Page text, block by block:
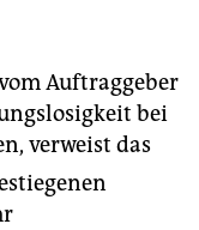
Auftraggeber
bei
verweist das